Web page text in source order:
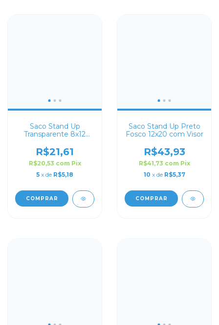
Saco Stand Up
Transparente 8x12
R$21,61
R$20,53 com Pix
5 x de R$5,18
COMPRAR
Saco Stand Up Preto
Fosco 12x20 com Visor
R$43,93
R$41,73 com Pix
10 x de R$5,37
COMPRAR